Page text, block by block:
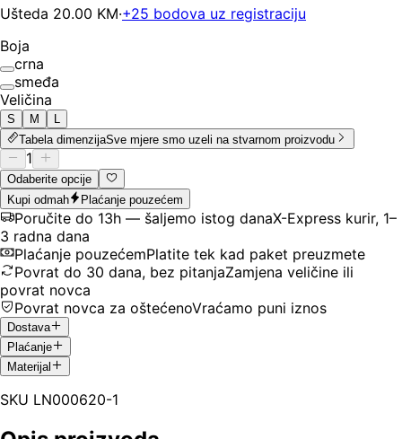
Ušteda 20.00 KM·+25 bodova uz registraciju
Boja
crna
smeđa
Veličina
S M
L
Tabela dimenzijaSve mjere smo uzeli na stvarnom proizvodu
1
Odaberite opcije
Kupi odmah
Plaćanje pouzećem
Poručite do 13h — šaljemo istog danaX-Express kurir, 1–
3 radna dana
Plaćanje pouzećemPlatite tek kad paket preuzmete
Povrat do 30 dana, bez pitanjaZamjena veličine ili
povrat novca
Povrat novca za oštećenoVraćamo puni iznos
Dostava
Plaćanje
Materijal
SKU LN000620-1